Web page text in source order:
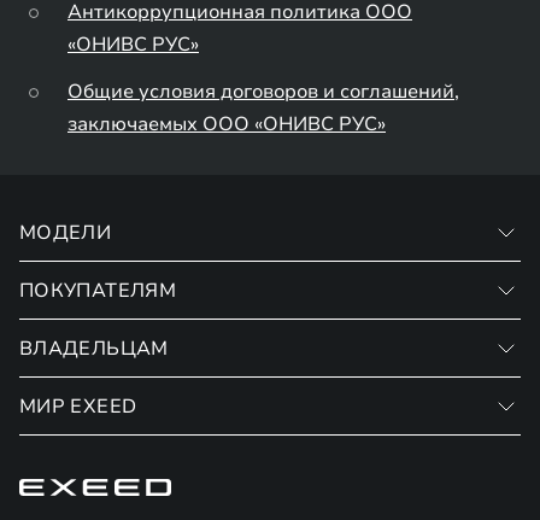
Антикоррупционная политика ООО
«ОНИВС РУС»
Общие условия договоров и соглашений,
заключаемых ООО «ОНИВС РУС»
МОДЕЛИ
VX
RX
ПОКУПАТЕЛЯМ
Записаться на тест-драйв
Финансовые программы
Страхование
Калькулятор обмена / Trade-in
ВЛАДЕЛЬЦАМ
Записаться на сервис
Гарантия EXEED
МИР EXEED